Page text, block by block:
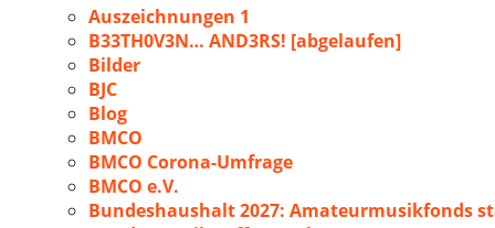
Auszeichnungen 1
B33TH0V3N… AND3RS! [abgelaufen]
Bilder
BJC
Blog
BMCO
BMCO Corona-Umfrage
BMCO e.V.
Bundeshaushalt 2027: Amateurmusikfonds